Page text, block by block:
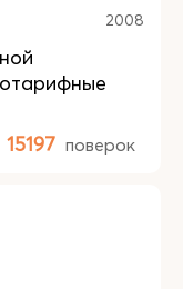
2008
15197 поверок